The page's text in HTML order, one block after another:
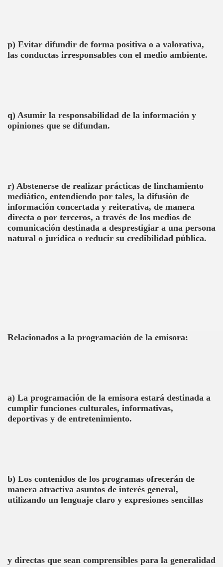
p) Evitar difundir de forma positiva o a valorativa,
las conductas irresponsables con el medio ambiente.
q) Asumir la responsabilidad de la información y
opiniones que se difundan.
r) Abstenerse de realizar prácticas de linchamiento
mediático, entendiendo por tales, la difusión de
información concertada y reiterativa, de manera
directa o por terceros, a través de los medios de
comunicación destinada a desprestigiar a una persona
natural o jurídica o reducir su credibilidad pública.
Relacionados a la programación de la emisora:
a) La programación de la emisora estará destinada a
cumplir funciones culturales, informativas,
deportivas y de entretenimiento.
b) Los contenidos de los programas ofrecerán de
manera atractiva asuntos de interés general,
utilizando un lenguaje claro y expresiones sencillas
y directas que sean comprensibles para la generalidad